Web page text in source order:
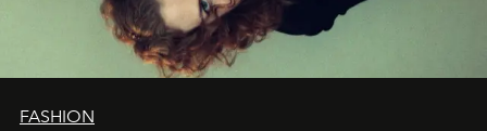
FASHION